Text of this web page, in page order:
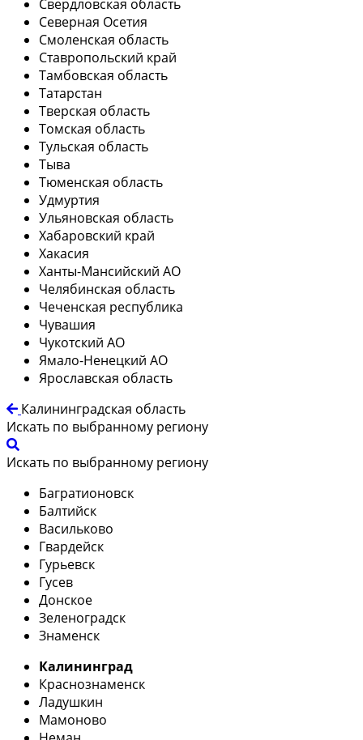
Свердловская область
Северная Осетия
Смоленская область
Ставропольский край
Тамбовская область
Татарстан
Тверская область
Томская область
Тульская область
Тыва
Тюменская область
Удмуртия
Ульяновская область
Хабаровский край
Хакасия
Ханты-Мансийский АО
Челябинская область
Чеченская республика
Чувашия
Чукотский АО
Ямало-Ненецкий АО
Ярославская область
Калининградская область
Искать по выбранному региону
Искать по выбранному региону
Багратионовск
Балтийск
Васильково
Гвардейск
Гурьевск
Гусев
Донское
Зеленоградск
Знаменск
Калининград
Краснознаменск
Ладушкин
Мамоново